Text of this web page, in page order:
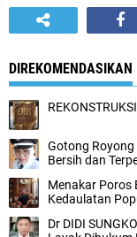
DIREKOMENDASIKAN
Gotong Royong
Bersih dan
Menakar Poros
Kedaulatan
Dr DIDI